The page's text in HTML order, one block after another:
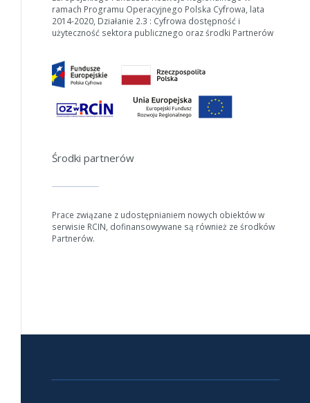
ramach Programu Operacyjnego Polska Cyfrowa, lata
2014-2020, Działanie 2.3 : Cyfrowa dostępność i
użyteczność sektora publicznego oraz środki Partnerów
Środki partnerów
Prace związane z udostępnianiem nowych obiektów w
serwisie RCIN, dofinansowywane są również ze środków
Partnerów.